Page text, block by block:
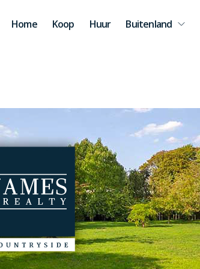
Home
Koop Huur Buitenland